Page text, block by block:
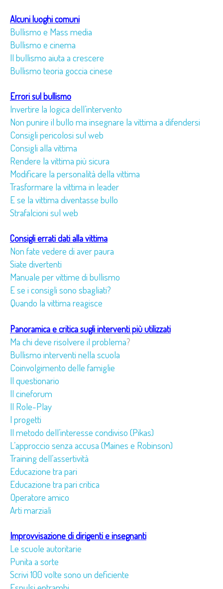
Alcuni luoghi comuni
Bullismo e Mass media
Bullismo e cinema
Il bullismo aiuta a crescere
Bullismo teoria goccia cinese
Errori sul bullismo
Invertire la logica dell’intervento
Non punire il bullo ma insegnare la vittima a difendersi
Consigli pericolosi sul web
Consigli alla vittima
Rendere la vittima più sicura
Modificare la personalità della vittima
Trasformare la vittima in leader
E se la vittima diventasse bullo
Strafalcioni sul web
Consigli errati dati alla vittima
Non fate vedere di aver paura
Siate divertenti
Manuale per vittime di bullismo
E se i consigli sono sbagliati?
Quando la vittima reagisce
Panoramica e critica sugli interventi più utilizzati
Ma chi deve risolvere il problema?
Bullismo interventi nella scuola
Coinvolgimento delle famiglie
Il questionario
Il cineforum
Il Role-Play
I progetti
Il metodo dell’interesse condiviso (Pikas)
L’approccio senza accusa (Maines e Robinson)
Training dell’assertività
Educazione tra pari
Educazione tra pari critica
Operatore amico
Arti marziali
Improvvisazione di dirigenti e insegnanti
Le scuole autoritarie
Punita a sorte
Scrivi 100 volte sono un deficiente